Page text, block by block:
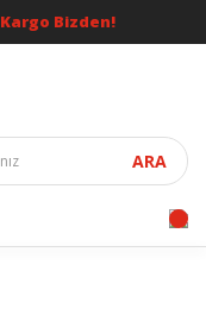
Kargo Bizden!
ARA